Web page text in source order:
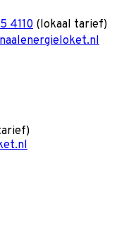
4110 (lokaal tarief)